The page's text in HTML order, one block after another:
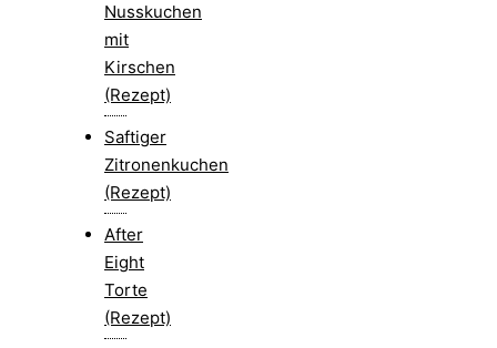
Nusskuchen
mit
Kirschen
(Rezept)
Saftiger
Zitronenkuchen
(Rezept)
After
Eight
Torte
(Rezept)